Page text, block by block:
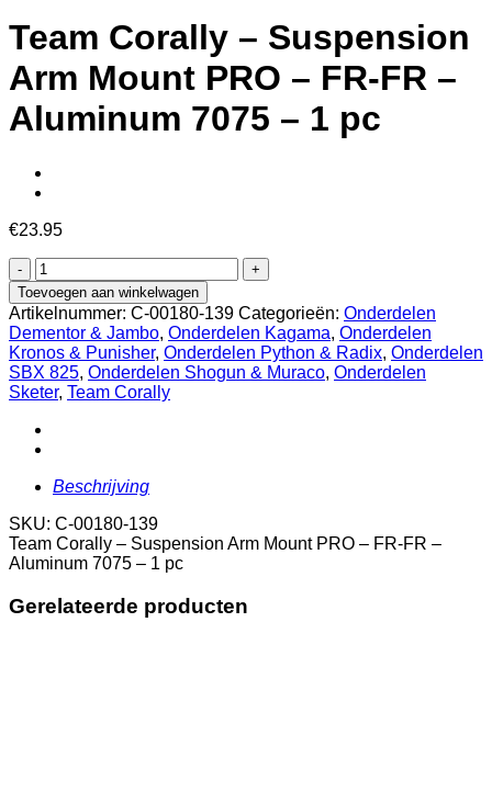
Team Corally – Suspension
Arm Mount PRO – FR-FR –
Aluminum 7075 – 1 pc
€23.95
Team
Corally
-
Suspension
Arm
Mount
PRO
-
FR-
FR
Aluminum
-
1
pc
Toevoegen aan winkelwagen
Artikelnummer: C-00180-139 Categorieën: Onderdelen
Dementor & Jambo, Onderdelen Kagama, Onderdelen
Kronos & Punisher, Onderdelen Python & Radix, Onderdelen
SBX 825, Onderdelen Shogun & Muraco, Onderdelen
Sketer, Team Corally
Beschrijving
SKU: C-00180-139
Team Corally – Suspension Arm Mount PRO – FR-FR –
Aluminum 7075 – 1 pc
Gerelateerde producten